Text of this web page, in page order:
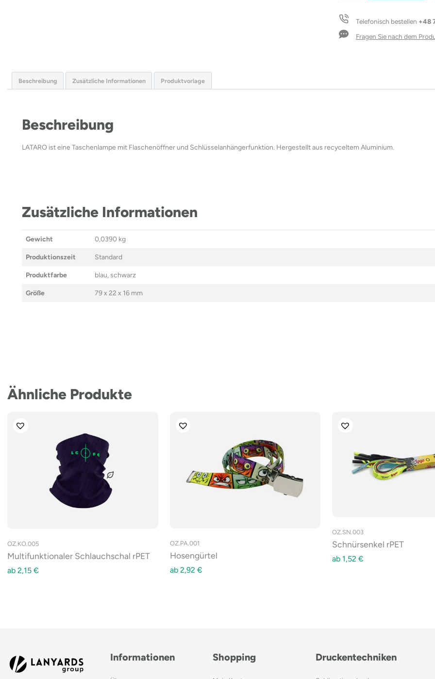
und
Flaschenöffner
LATARO
Telefonisch bestellen +48
Fragen Sie nach dem
Beschreibung Zusätzliche Informationen Produktvorlage
Beschreibung
LATARO ist eine Taschenlampe mit Flaschenöffner und Schlüsselanhängerfunktion. Hergestellt aus recyceltem Aluminium.
Zusätzliche Informationen
Gewicht 0,0390 kg
Produktionszeit Standard
Produktfarbe blau, schwarz
Größe 79 x 22 x 16 mm
Ähnliche Produkte
OZ.KO.005
Multifunktionaler Schlauchschal rPET
ab 2,15 €
OZ.PA.001
Hosengürtel
ab 2,92 €
OZ.SN.003
Schnürsenkel rPET
ab 1,52 €
Informationen Shopping Druckentechniken